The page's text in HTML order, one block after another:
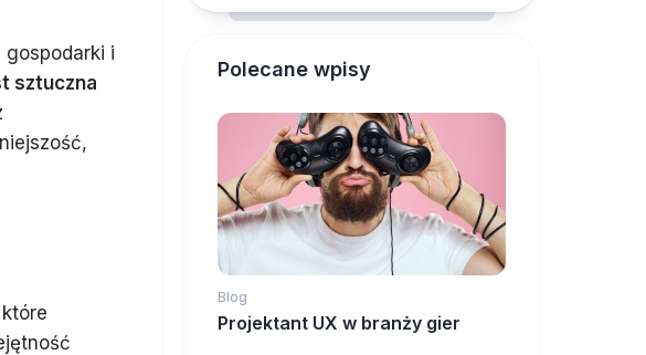
gospodarki i
sztuczna
Polecane wpisy
Blog
Projektant UX w branży gier